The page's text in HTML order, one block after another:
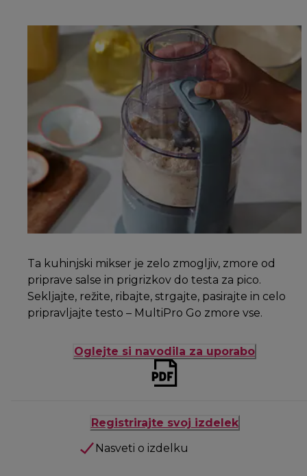
Ta kuhinjski mikser je zelo zmogljiv, zmore od
priprave salse in prigrizkov do testa za pico.
Sekljajte, režite, ribajte, strgajte, pasirajte in celo
pripravljajte testo – MultiPro Go zmore vse.
Oglejte si navodila za uporabo
Registrirajte svoj izdelek
Nasveti o izdelku